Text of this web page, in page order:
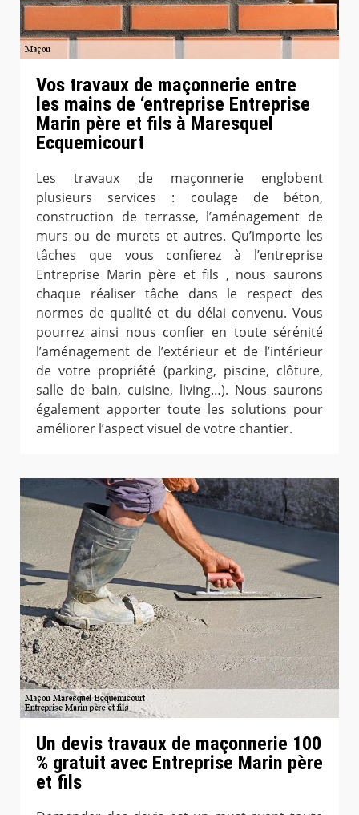
Vos travaux de maçonnerie entre
les mains de ‘entreprise Entreprise
Marin père et fils à Maresquel
Ecquemicourt
Les travaux de maçonnerie englobent
plusieurs services : coulage de béton,
construction de terrasse, l’aménagement de
murs ou de murets et autres. Qu’importe les
tâches que vous confierez à l’entreprise
Entreprise Marin père et fils , nous saurons
chaque réaliser tâche dans le respect des
normes de qualité et du délai convenu. Vous
pourrez ainsi nous confier en toute sérénité
l’aménagement de l’extérieur et de l’intérieur
de votre propriété (parking, piscine, clôture,
salle de bain, cuisine, living…). Nous saurons
également apporter toute les solutions pour
améliorer l’aspect visuel de votre chantier.
Un devis travaux de maçonnerie 100
% gratuit avec Entreprise Marin père
et fils